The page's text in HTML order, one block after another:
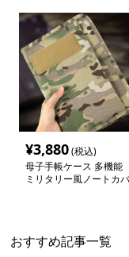
¥3,880(税込)
母子手帳ケース 多機能
ミリタリー風ノートカバ
おすすめ記事一覧